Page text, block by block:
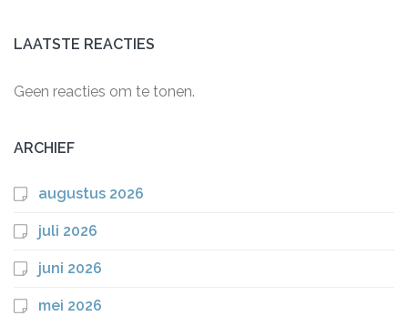
LAATSTE REACTIES
Geen reacties om te tonen.
ARCHIEF
augustus 2026
juli 2026
juni 2026
mei 2026